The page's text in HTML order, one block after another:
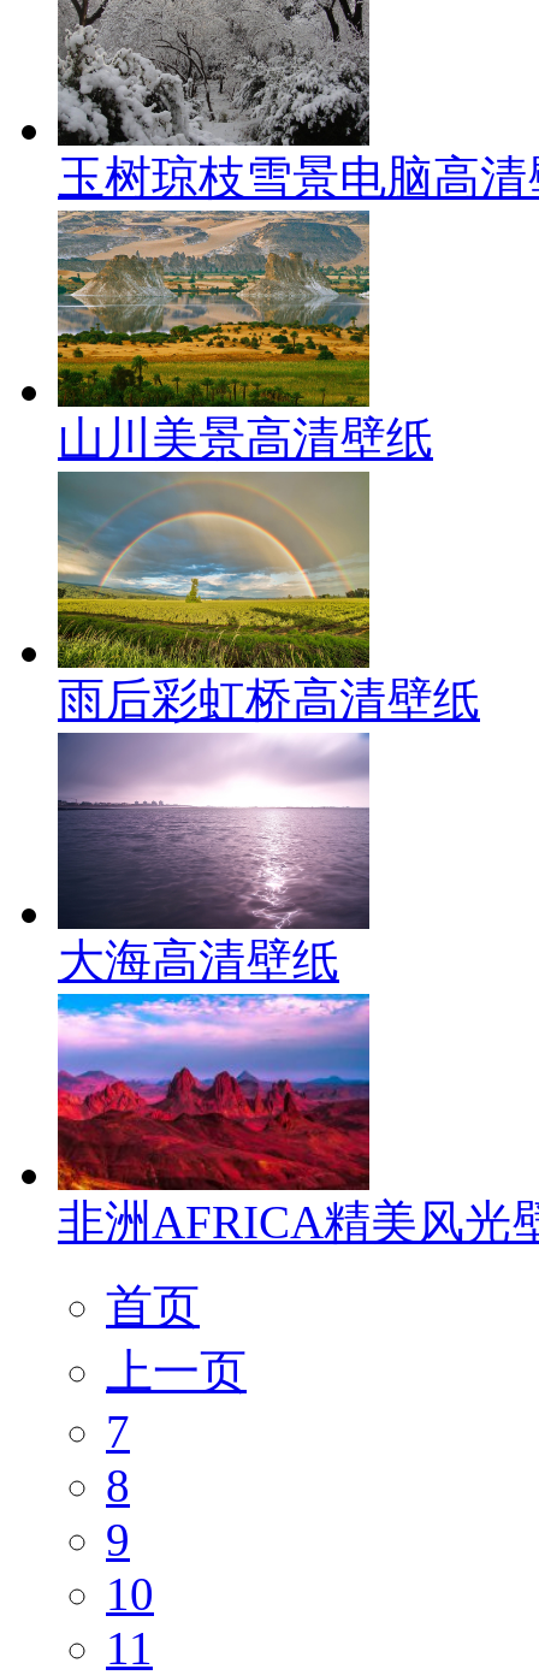
玉树琼枝雪景电脑高
山川美景高清壁纸
雨后彩虹桥高清壁纸
大海高清壁纸
非洲AFRICA精美风光
首页
上一页
7
8
9
10
11